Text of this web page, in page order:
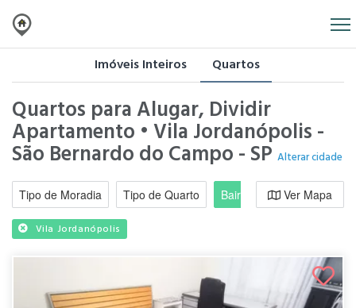
Imóveis Inteiros Quartos
Quartos para Alugar, Dividir
Apartamento • Vila Jordanópolis -
São Bernardo do Campo - SP Alterar cidade
Tipo de Moradia Tipo de Quarto Bairro / RegiãoVer Mapa
Vila Jordanópolis